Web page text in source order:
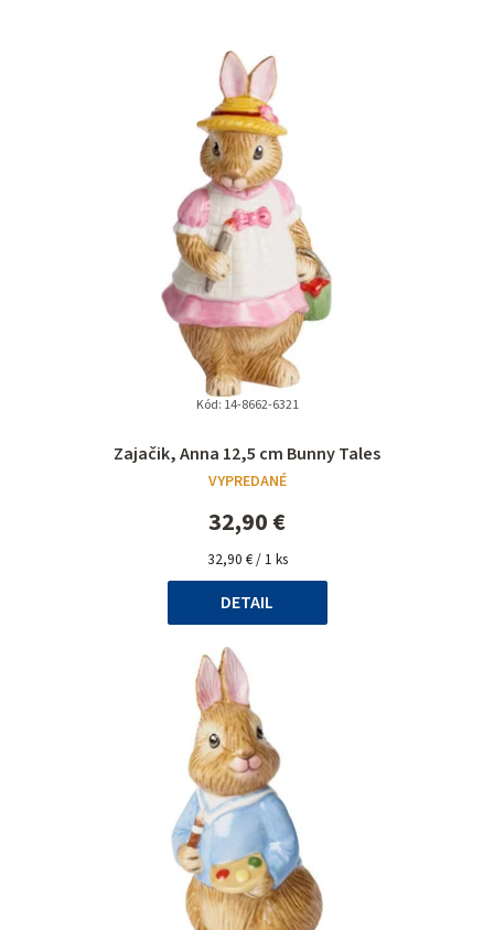
Zajačik, Anna 12,5 cm Bunny Tales
hodnotenie
produktu
je
5,0
z
5
hviezdičiek.
VYPREDANÉ
32,90 €
Jednotková
cena:
32,90 € / 1 ks
DETAIL
Kód: 14-8662-6321